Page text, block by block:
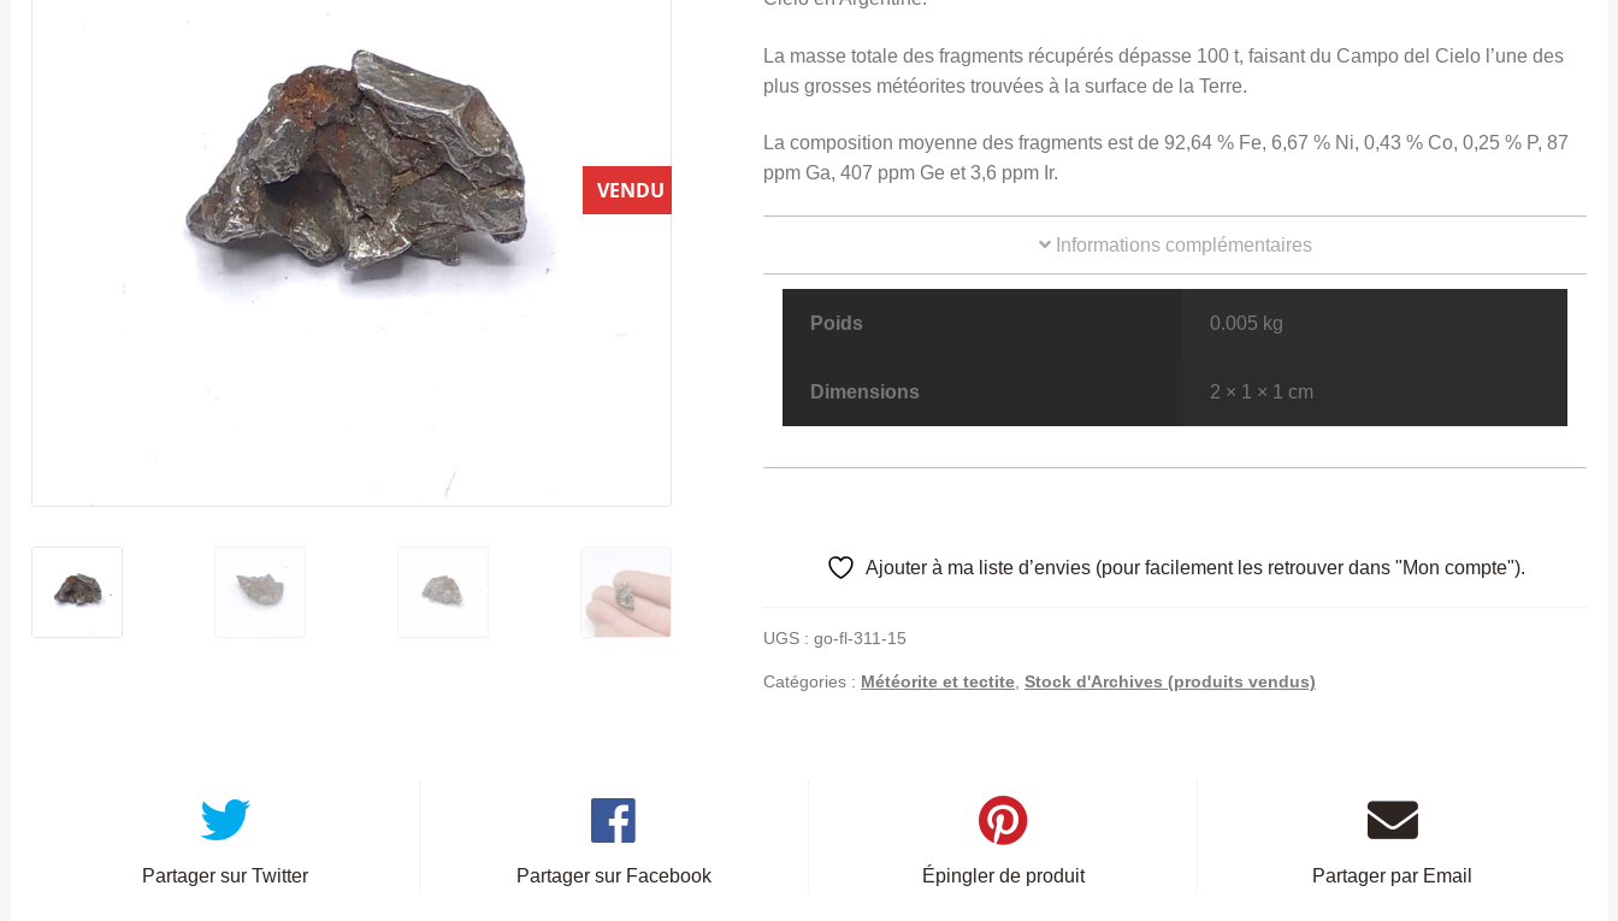
VENDU
La masse totale des fragments récupérés dépasse 100 t, faisant du Campo del Cielo l’une des
plus grosses météorites trouvées à la surface de la Terre.
La composition moyenne des fragments est de 92,64 % Fe, 6,67 % Ni, 0,43 % Co, 0,25 % P, 87
ppm Ga, 407 ppm Ge et 3,6 ppm Ir.
Informations complémentaires
Poids 0.005 kg
Dimensions 2 × 1 × 1 cm
Ajouter à ma liste d’envies (pour facilement les retrouver dans "Mon compte").
UGS : go-fl-311-15
Catégories : Météorite et tectite Stock d'Archives (produits vendus)
Partager sur Twitter Partager sur Facebook Épingler de produit Partager par Email